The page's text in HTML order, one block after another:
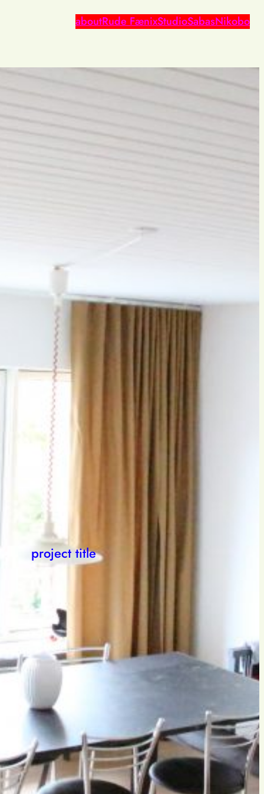
aboutRude FænixStudioSabasNikobo
project title